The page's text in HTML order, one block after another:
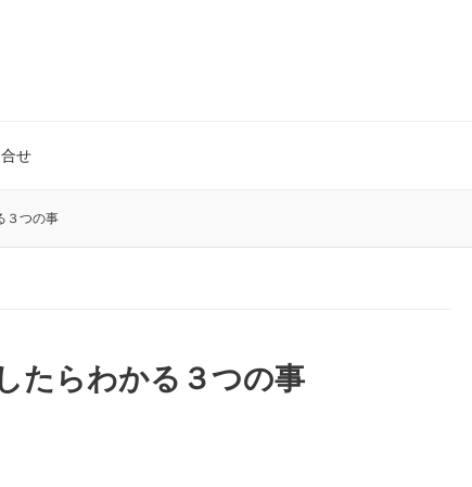
せ
３つの事
たらわかる３つの事